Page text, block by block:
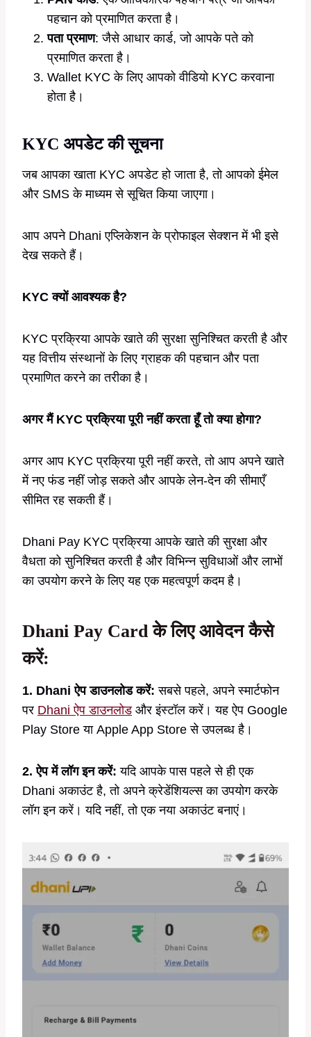
पहचान को प्रमाणित करता है।
पता प्रमाण: जैसे आधार कार्ड, जो आपके पते को
प्रमाणित करता है।
Wallet KYC के लिए आपको वीडियो KYC करवाना
होता है।
KYC अपडेट की सूचना
जब आपका खाता KYC अपडेट हो जाता है, तो आपको ईमेल
और SMS के माध्यम से सूचित किया जाएगा।
आप अपने Dhani एप्लिकेशन के प्रोफाइल सेक्शन में भी इसे
देख सकते हैं।
KYC क्यों आवश्यक है?
KYC प्रक्रिया आपके खाते की सुरक्षा सुनिश्चित करती है और
यह वित्तीय संस्थानों के लिए ग्राहक की पहचान और पता
प्रमाणित करने का तरीका है।
अगर मैं KYC प्रक्रिया पूरी नहीं करता हूँ तो क्या होगा?
अगर आप KYC प्रक्रिया पूरी नहीं करते, तो आप अपने खाते
में नए फंड नहीं जोड़ सकते और आपके लेन-देन की सीमाएँ
सीमित रह सकती हैं।
Dhani Pay KYC प्रक्रिया आपके खाते की सुरक्षा और
वैधता को सुनिश्चित करती है और विभिन्न सुविधाओं और लाभों
का उपयोग करने के लिए यह एक महत्वपूर्ण कदम है।
Dhani Pay Card के लिए आवेदन कैसे
करें:
1. Dhani ऐप डाउनलोड करें: सबसे पहले, अपने स्मार्टफोन
पर Dhani ऐप डाउनलोडऔर इंस्टॉल करें। यह ऐप Google
Play Store या Apple App Store से उपलब्ध है।
2. ऐप में लॉग इन करें: यदि आपके पास पहले से ही एक
Dhani अकाउंट है, तो अपने क्रेडेंशियल्स का उपयोग करके
लॉग इन करें। यदि नहीं, तो एक नया अकाउंट बनाएं।